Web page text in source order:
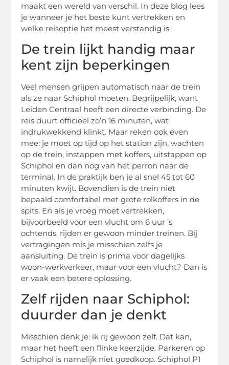
maakt een wereld van verschil. In deze blog lees
je wanneer je het beste kunt vertrekken en
welke reisoptie het meest verstandig is.
De trein lijkt handig maar
kent zijn beperkingen
Veel mensen grijpen automatisch naar de trein
als ze naar Schiphol moeten. Begrijpelijk, want
Leiden Centraal heeft een directe verbinding. De
reis duurt officieel zo’n 16 minuten, wat
indrukwekkend klinkt. Maar reken ook even
mee: je moet op tijd op het station zijn, wachten
op de trein, instappen met koffers, uitstappen op
Schiphol en dan nog van het perron naar de
terminal. In de praktijk ben je al snel 45 tot 60
minuten kwijt. Bovendien is de trein niet
bepaald comfortabel met grote rolkoffers in de
spits. En als je vroeg moet vertrekken,
bijvoorbeeld voor een vlucht om 6 uur ’s
ochtends, rijden er gewoon minder treinen. Bij
vertragingen mis je misschien zelfs je
aansluiting. De trein is prima voor dagelijks
woon-werkverkeer, maar voor een vlucht? Dan is
er vaak een betere oplossing.
Zelf rijden naar Schiphol:
duurder dan je denkt
Misschien denk je: ik rij gewoon zelf. Dat kan,
maar het heeft een flinke keerzijde. Parkeren op
Schiphol is namelijk niet goedkoop. Schiphol P1